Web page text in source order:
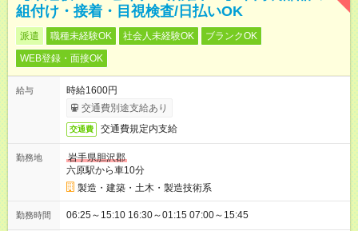
組付け・接着・目視検査/日払いOK
派遣 職種未経験OK 社会人未経験OK
ブランクOK
WEB登録・面接OK
給与
時給1600円
交通費別途支給あり
交通費 交通費規定内支給
勤務地
岩手県胆沢郡
六原駅から車10分
製造・建築・土木・製造技術系
勤務時間 06:25～15:10 16:30～01:15 07:00～15:45